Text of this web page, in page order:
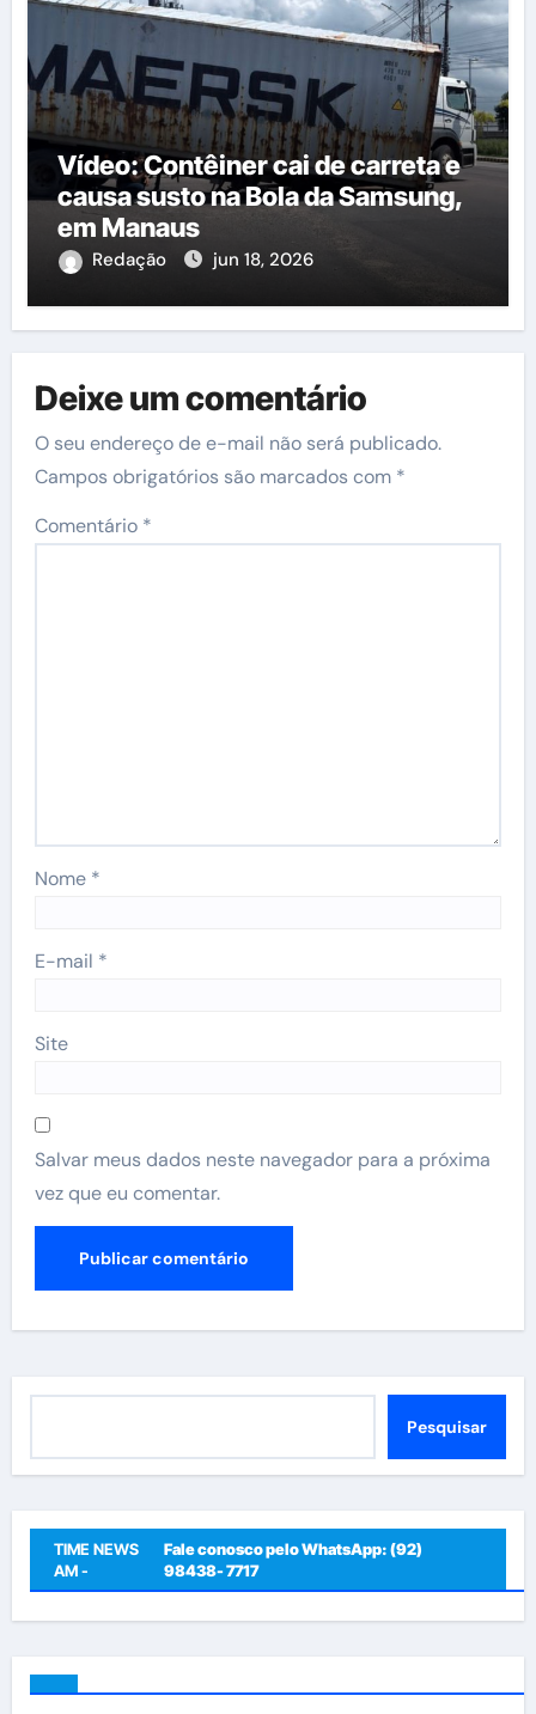
Vídeo: Contêiner cai de carreta e
causa susto na Bola da Samsung,
em Manaus
Redação jun 18, 2026
Deixe um comentário
O seu endereço de e-mail não será publicado.
Campos obrigatórios são marcados com *
Comentário *
Nome *
E-mail *
Site
Salvar meus dados neste navegador para a próxima
vez que eu comentar.
Pesquisar
TIME NEWS
AM -
Fale conosco pelo WhatsApp: (92)
98438- 7717